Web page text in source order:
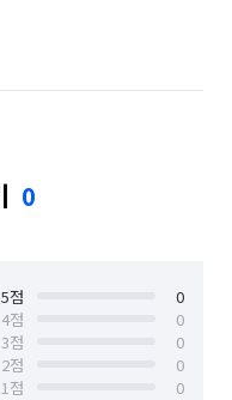
0
5점
0
4점
0
3점
0
2점
0
1점
0